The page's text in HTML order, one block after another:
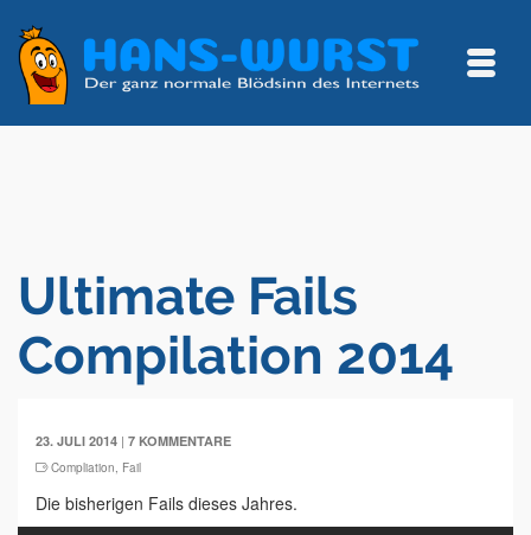
Ultimate Fails
Compilation 2014
23. JULI 2014 | 7 KOMMENTARE
Compliation, Fail
Die bisherigen Fails dieses Jahres.